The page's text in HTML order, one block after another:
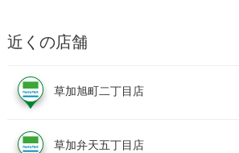
近くの店舗
草加旭町二丁目店
草加弁天五丁目店